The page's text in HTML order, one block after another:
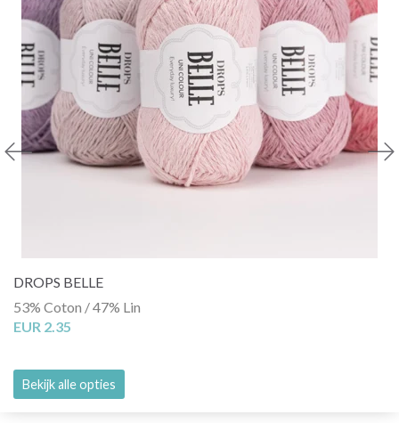
DROPS BELLE
53% Coton / 47% Lin
EUR 2.35
Bekijk alle opties